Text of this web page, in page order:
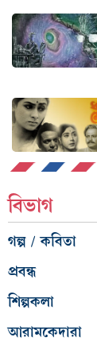
বিভাগ
গল্প / কবিতা
প্রবন্ধ
শিল্পকলা
আরামকেদারা